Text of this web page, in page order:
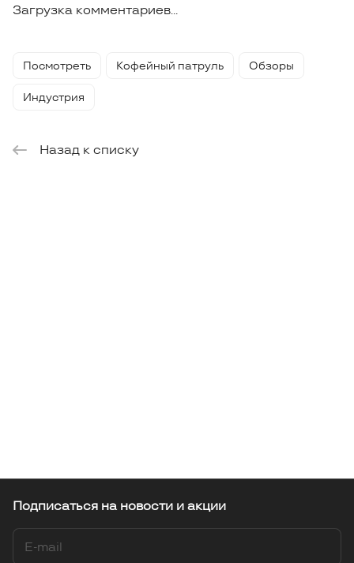
Загрузка комментариев...
Посмотреть Кофейный патруль
Обзоры
Индустрия
Назад к списку
Подписаться на новости и акции